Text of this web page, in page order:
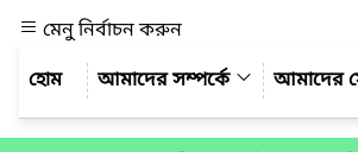
মেনু নির্বাচন করুন
আমাদের সম্পর্কে
আমাদের